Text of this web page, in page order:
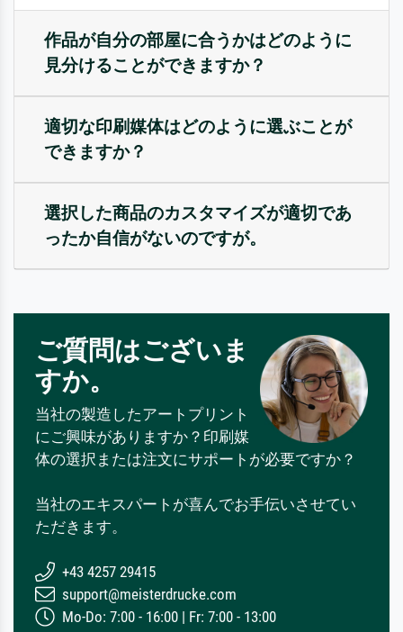
作品が自分の部屋に合うかはどのように
見分けることができますか？
適切な印刷媒体はどのように選ぶことが
できますか？
選択した商品のカスタマイズが適切であ
ったか自信がないのですが。
ご質問はございま
すか。
当社の製造したアートプリント
にご興味がありますか？印刷媒
体の選択または注文にサポートが必要ですか？
当社のエキスパートが喜んでお手伝いさせてい
ただきます。
+43 4257 29415
support@meisterdrucke.com
Mo-Do: 7:00 - 16:00 | Fr: 7:00 - 13:00